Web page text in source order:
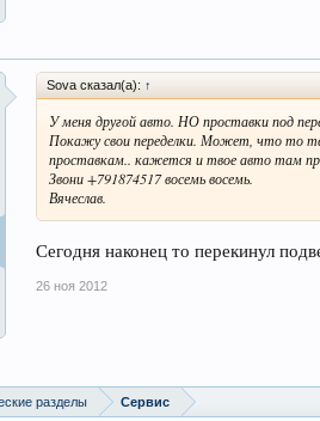
Sova сказал(а): ↑
У меня другой авто. НО проставки под
Покажу свои переделки. Может, что то
проставкам.. кажется и твое авто там
Звони +791874517 восемь восемь.
Вячеслав.
Сегодня наконец то перекинул
26 ноя 2012
разделы Сервис